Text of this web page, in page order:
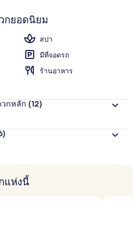
กยอดนิยม
สปา
มีที่จอดรถ
ร้านอาหาร
กหลัก (12)
แห่งนี้